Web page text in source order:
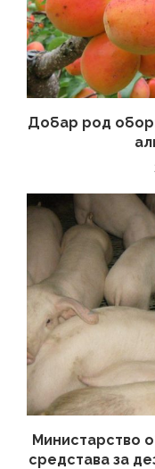
Добар род
Министарство
средстава за